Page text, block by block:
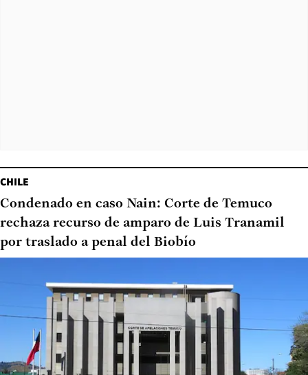
CHILE
Condenado en caso Nain: Corte de Temuco
rechaza recurso de amparo de Luis Tranamil
por traslado a penal del Biobío